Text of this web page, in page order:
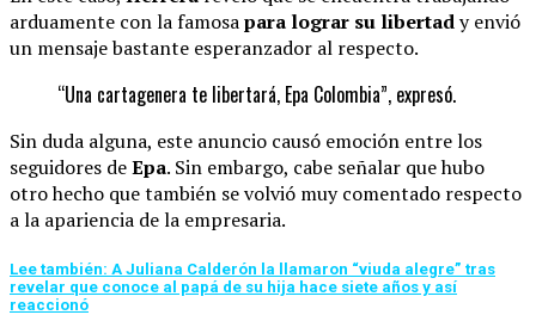
arduamente con la famosapara lograr su libertady envió
un mensaje bastante esperanzador al respecto.
“Una cartagenera te libertará, Epa Colombia”, expresó.
Sin duda alguna, este anuncio causó emoción entre los
seguidores deEpa. Sin embargo, cabe señalar que hubo
otro hecho que también se volvió muy comentado respecto
a la apariencia de la empresaria.
Lee también: A Juliana Calderón la llamaron “viuda alegre” tras
revelar que conoce al papá de su hija hace siete años y así
reaccionó